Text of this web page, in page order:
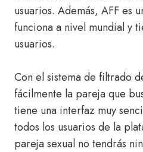
usuarios. Además, AFF es
funciona a nivel mundial y
usuarios.
Con el sistema de filtrado
fácilmente la pareja que
tiene una interfaz muy
todos los usuarios de la
pareja sexual no tendrás